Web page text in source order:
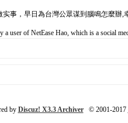
事，早日為台灣公眾谋到腦鳴怎麼辦,
user of NetEase Hao, which is a social
by Discuz! X3.3 Archiver© 2001-2017